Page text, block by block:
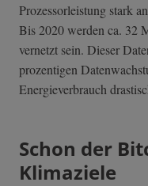
Prozessorleistung stark
Bis 2020 werden ca. 32
vernetzt sein. Dieser
prozentigen
Energieverbrauch
Schon der
Klimaziele